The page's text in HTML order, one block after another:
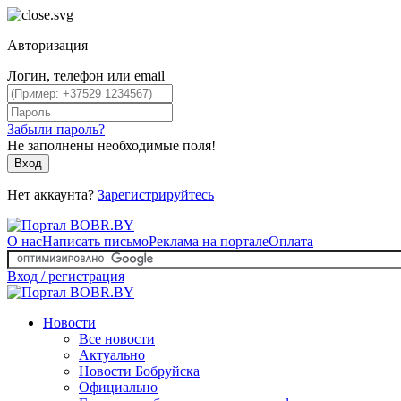
Авторизация
Логин, телефон или email
Забыли пароль?
Не заполнены необходимые поля!
Вход
Нет аккаунта? Зарегистрируйтесь
О насНаписать письмоРеклама на порталеОплата
Вход / регистрация
Новости
Все новости
Актуально
Новости Бобруйска
Официально